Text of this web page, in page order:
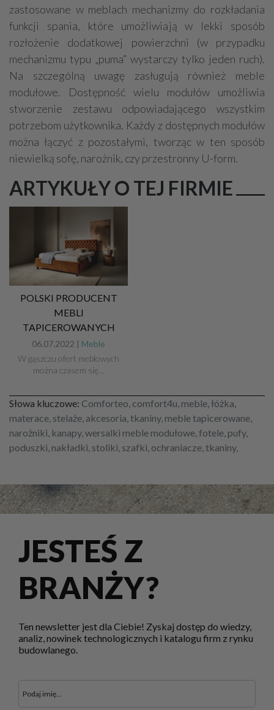
zastosowane w meblach mechanizmy do rozkładania
funkcji spania, które umożliwiają w lekki sposób
rozłożenie dodatkowej powierzchni (w przypadku
mechanizmu typu „puma” wystarczy tylko jeden ruch).
Na szczególną uwagę zasługują również meble
modułowe. Dostępność wielu modułów umożliwia
stworzenie zestawu odpowiadającego wszystkim
potrzebom użytkownika. Każdy z dostępnych modułów
można łączyć z pozostałymi, tworząc w ten sposób
niewielką sofę, narożnik, czy przestronny U-form.
ARTYKUŁY O TEJ FIRMIE
POLSKI PRODUCENT
MEBLI
TAPICEROWANYCH
06.07.2022 | Meble
W gąszczu ofert meblowych
można czasem się...
Słowa kluczowe: Comforteo, comfort4u, meble, łóżka,
materace, stelaże, akcesoria, tkaniny, meble tapicerowane,
narożniki, kanapy, wersalki meble modułowe, fotele, pufy,
poduszki, nakładki, stoliki, szafki, ochraniacze, tkaniny,
JESTEŚ Z
BRANŻY?
Ten newsletter jest dla Ciebie! Zyskaj dostęp do wiedzy,
analiz, nowinek technologicznych i katalogu firm z rynku
budowlanego.